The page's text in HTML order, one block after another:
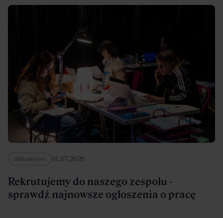
Aktualności 01.07.2026
Rekrutujemy do naszego zespołu -
sprawdź najnowsze ogłoszenia o pracę